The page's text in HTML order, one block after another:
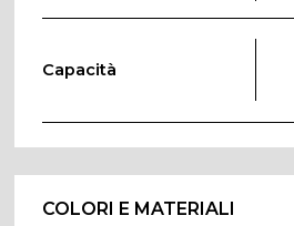
Capacità
COLORI E MATERIALI